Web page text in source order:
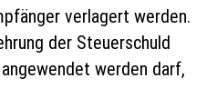
verlagert werden.
der Steuerschuld
werden darf,